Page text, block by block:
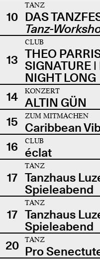
10
TANZ
DAS
Tanz-
13
CLUB
THEO
SIGNATURE
NIGHT LONG
14
KONZERT
ALTIN GÜN
15
ZUM MITMACHEN
Caribbean
16
CLUB
éclat
17
TANZ
Tanzhaus
Spieleabend
17
TANZ
Tanzhaus
Spieleabend
20
TANZ
Pro